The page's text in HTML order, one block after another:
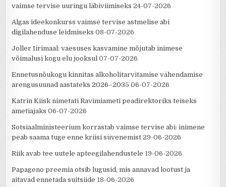
vaimse tervise uuringu läbiviimiseks 24-07-2026
Algas ideekonkurss vaimse tervise astmelise abi
digilahenduse leidmiseks 08-07-2026
Joller Iirimaal: vaesuses kasvamine mõjutab inimese
võimalusi kogu elu jooksul 07-07-2026
Ennetusnõukogu kinnitas alkoholitarvitamise vähendamise
arengusuunad aastateks 2026–2035 06-07-2026
Katrin Kiisk nimetati Ravimiameti peadirektoriks teiseks
ametiajaks 06-07-2026
Sotsiaalministeerium korrastab vaimse tervise abi: inimene
peab saama tuge enne kriisi süvenemist 29-06-2026
Riik avab tee uutele apteegilahendustele 19-06-2026
Papageno preemia otsib lugusid, mis annavad lootust ja
aitavad ennetada suitsiide 18-06-2026